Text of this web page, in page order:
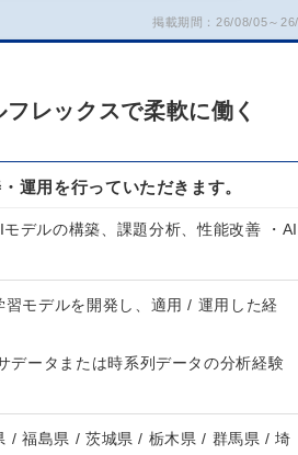
掲載期間：26/08/05～
レックスで柔軟に働く
運用を行っていただきます。
デルの構築、課題分析、性能改善 ・AI
習モデルを開発し、適用 / 運用した経
データまたは時系列データの分析経験
/ 福島県 / 茨城県 / 栃木県 / 群馬県 / 埼